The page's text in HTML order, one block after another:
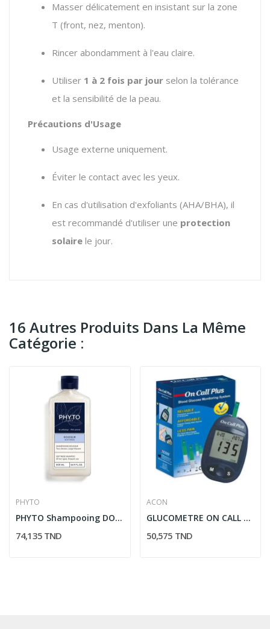
Masser délicatement en insistant sur la zone
T (front, nez, menton).
Rincer abondamment à l'eau claire.
Utiliser 1 à 2 fois par jour selon la tolérance
et la sensibilité de la peau.
Précautions d'Usage
Usage externe uniquement.
Éviter le contact avec les yeux.
En cas d'utilisation d'exfoliants (AHA/BHA), il
est recommandé d'utiliser une protection
solaire le jour.
16 Autres Produits Dans La Même
Catégorie :
PHYTO
PHYTO Shampooing DOUCEUR 500ML
74,135 TND
ACON
GLUCOMETRE ON CALL PLUS
50,575 TND